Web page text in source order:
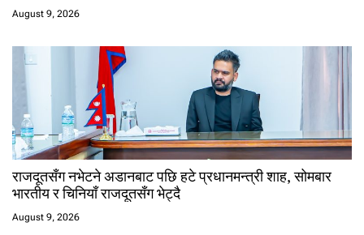
August 9, 2026
राजदूतसँग नभेटने अडानबाट पछि हटे प्रधानमन्त्री शाह, सोमबार
भारतीय र चिनियाँ राजदूतसँग भेट्दै
August 9, 2026